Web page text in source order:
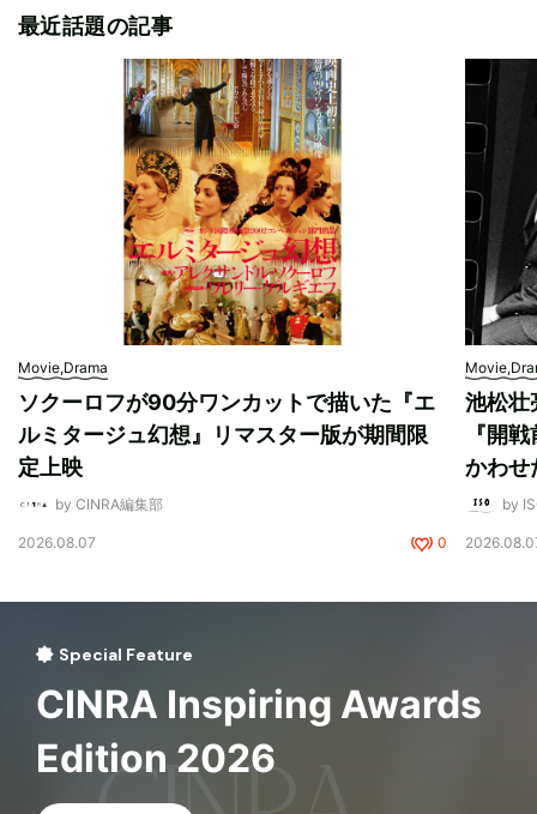
最近話題の記事
Movie,Drama
ソクーロフが90分ワンカットで描いた『エ
ルミタージュ幻想』リマスター版が期間限
定上映
by CINRA編集部
2026.08.07 0
池松壮
『開
かわせ
by
Special Feature
CINRA Inspiring Awards
Edition 2026